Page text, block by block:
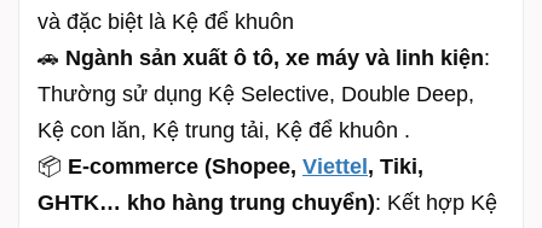
và đặc biệt là Kệ để khuôn
🚗 Ngành sản xuất ô tô, xe máy và linh kiện:
Thường sử dụng Kệ Selective, Double Deep,
Kệ con lăn, Kệ trung tải, Kệ để khuôn .
📦 E-commerce (Shopee, Viettel , Tiki,
GHTK… kho hàng trung chuyển): Kết hợp Kệ